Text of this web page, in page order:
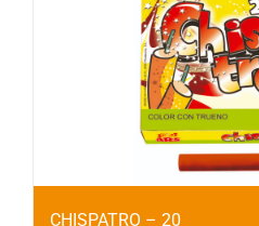
CHISPATRO – 20